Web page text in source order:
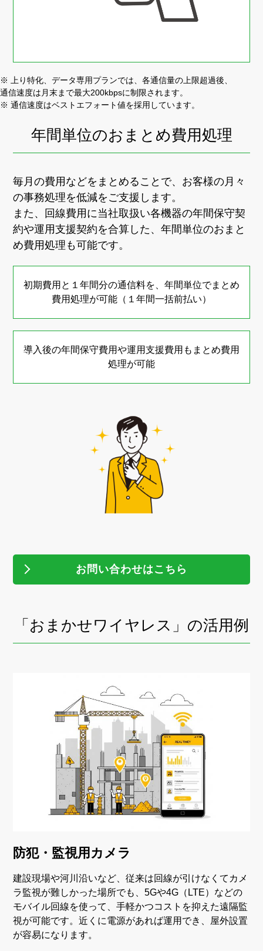
※ 上り特化、データ専用プランでは、各通信量の上限超過後、
通信速度は月末まで最大200kbpsに制限されます。
※ 通信速度はベストエフォート値を採用しています。
年間単位のおまとめ費用処理
毎月の費用などをまとめることで、お客様の月々
の事務処理を低減をご支援します。
また、回線費用に当社取扱い各機器の年間保守契
約や運用支援契約を合算した、年間単位のおまと
め費用処理も可能です。
初期費用と１年間分の通信料を、年間単位でまとめ
費用処理が可能（１年間一括前払い）
導入後の年間保守費用や運用支援費用も まとめ費用
処理が可能
お問い合わせはこちら
「おまかせワイヤレス」の活用例
防犯・監視用カメラ
建設現場や河川沿いなど、従来は回線が引けなくてカメ
ラ監視が難しかった場所でも、5Gや4G（LTE）などの
モバイル回線を使って、手軽かつコストを抑えた遠隔監
視が可能です。近くに電源があれば運用でき、屋外設置
が容易になります。